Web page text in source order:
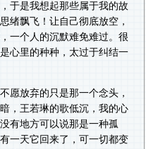
于是我想起那些属于我的故
绪飘飞！让自己彻底放空，
一个人的沉默难免难过。很
心里的种种，太过于纠结一
愿放弃的只是那一个念头，
，王若琳的歌低沉，我的心
有地方可以说那是一种孤
一天它回来了，可一切都变